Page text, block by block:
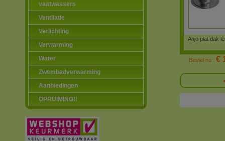
vaatwassers
Ventilatie
Verlichting
Verwarming
Water
Zwembadverwarming
Aanbiedingen
OPRUIMING!!
Anjo plat dak
Bestel nu : €